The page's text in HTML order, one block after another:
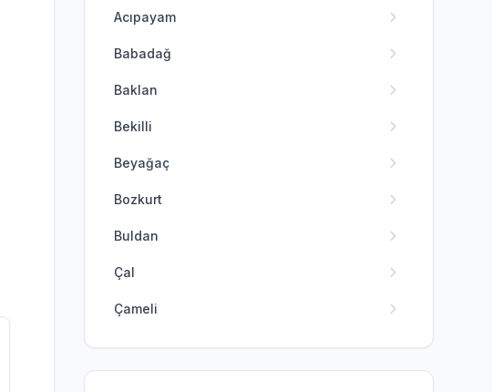
Acıpayam
Babadağ
Baklan
Bekilli
Beyağaç
Bozkurt
Buldan
Çal
Çameli
Çardak